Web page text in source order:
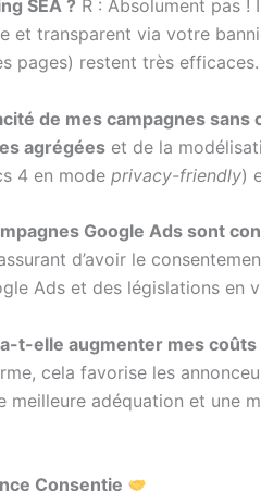
SEA ? R : Absolument pas !
et transparent via votre
pages) restent très efficaces.
de mes campagnes sans
agrégées et de la
4 en mode privacy-friendly)
Google Ads sont
d’avoir le
Ads et des législations en
t-elle augmenter mes coûts
cela favorise les
meilleure adéquation et une
Consentie